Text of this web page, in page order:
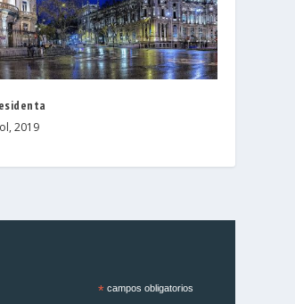
2019
*campos obligatorios